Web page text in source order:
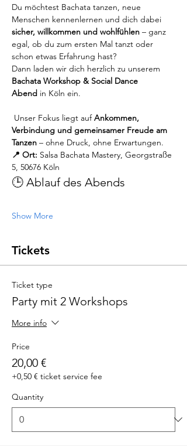
Du möchtest Bachata tanzen, neue
Menschen kennenlernen und dich dabei
sicher, willkommen und wohlfühlen – ganz
egal, ob du zum ersten Mal tanzt oder
schon etwas Erfahrung hast?
Dann laden wir dich herzlich zu unserem
Bachata Workshop & Social Dance
Abend in Köln ein.
Unser Fokus liegt auf Ankommen,
Verbindung und gemeinsamer Freude am
Tanzen – ohne Druck, ohne Erwartungen.
📍 Ort: Salsa Bachata Mastery, Georgstraße
5, 50676 Köln
🕒 Ablauf des Abends
Show More
Tickets
Ticket type
Party mit 2 Workshops
More info
Price
20,00 €
+0,50 € ticket service fee
Quantity